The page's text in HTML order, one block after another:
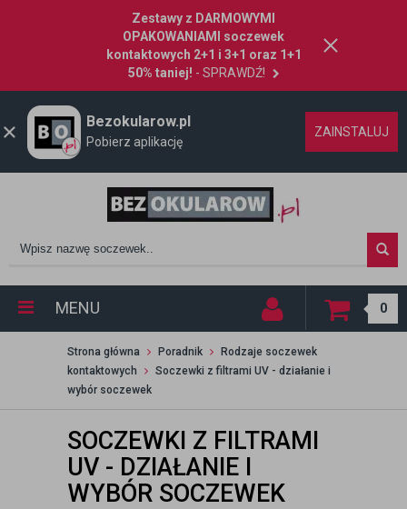
Zestawy z DARMOWYMI
OPAKOWANIAMI soczewek
kontaktowych 2+1 i 3+1 oraz 1+1
50% taniej! - SPRAWDŹ!
Bezokularow.pl
Pobierz aplikację
ZAINSTALUJ
MENU 0
Strona główna Poradnik
Rodzaje soczewek
kontaktowych
Soczewki z filtrami UV - działanie i
wybór soczewek
SOCZEWKI Z FILTRAMI
UV - DZIAŁANIE I
WYBÓR SOCZEWEK